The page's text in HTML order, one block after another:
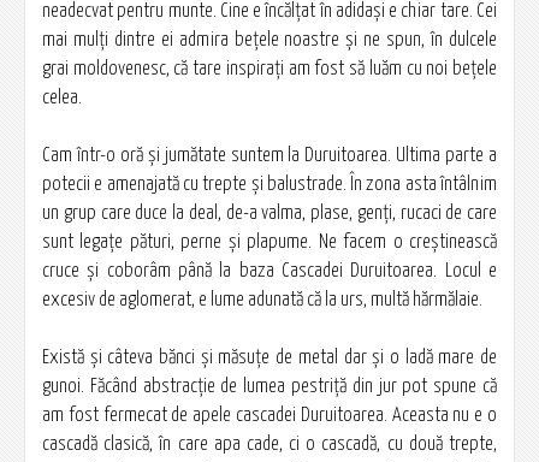
neadecvat pentru munte. Cine e încălţat în adidaşi e chiar tare. Cei
mai mulţi dintre ei admira beţele noastre şi ne spun, în dulcele
grai moldovenesc, că tare inspiraţi am fost să luăm cu noi beţele
celea.
Cam într-o oră şi jumătate suntem la Duruitoarea. Ultima parte a
potecii e amenajată cu trepte şi balustrade. În zona asta întâlnim
un grup care duce la deal, de-a valma, plase, genţi, rucaci de care
sunt legaţe pături, perne şi plapume. Ne facem o creştinească
cruce şi coborâm până la baza Cascadei Duruitoarea. Locul e
excesiv de aglomerat, e lume adunată că la urs, multă hărmălaie.
Există şi câteva bănci şi măsuţe de metal dar şi o ladă mare de
gunoi. Făcând abstracţie de lumea pestriţă din jur pot spune că
am fost fermecat de apele cascadei Duruitoarea. Aceasta nu e o
cascadă clasică, în care apa cade, ci o cascadă, cu două trepte,